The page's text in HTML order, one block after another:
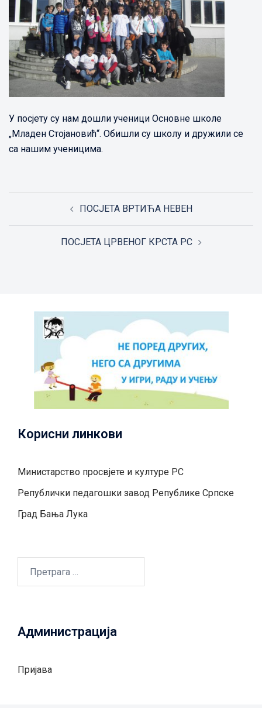
У посјету су нам дошли ученици Основне школе
„Младен Стојановић“. Обишли су школу и дружили се
са нашим ученицима.
navigation
ПОСЈЕТА ВРТИЋА НЕВЕН
ПОСЈЕТА ЦРВЕНОГ КРСТА РС
Корисни линкови
Министарство просвјете и културе РС
Републички педагошки завод Републике Српске
Град Бањa Лукa
Администрација
Пријава